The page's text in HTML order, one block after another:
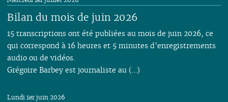
Bilan du mois de juin 2026
15 transcriptions ont été publiées au mois de juin 2026, ce
qui correspond à 16 heures et 5 minutes d’enregistrements
audio ou de vidéos.
Grégoire Barbey est journaliste au (…)
Lundi 1er juin 2026